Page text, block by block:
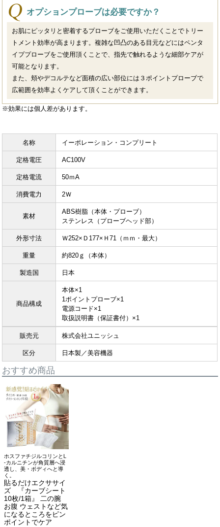
オプションプローブは必要ですか？
お肌にピッタリと密着するプローブをご使用いただくことでトリー
トメント効率が高まります。複雑な凹凸のある目元などにはペンタ
イププローブをご使用頂くことで、指先で触れるような細部ケアが
可能となります。
また、頬やデコルテなど面積の広い部位には３ポイントプローブで
広範囲を効率よくケアして頂くことができます。
※効果には個人差があります。
名称 イーポレーション・コンプリート
定格電圧 AC100V
定格電流 50ｍA
消費電力 2Ｗ
素材
ABS樹脂（本体・プローブ）
ステンレス（プローブヘッド部）
外形寸法 Ｗ252×Ｄ177×Ｈ71（ｍｍ・最大）
重量 約820ｇ（本体）
製造国 日本
商品構成
本体×1
1ポイントプローブ×1
電源コード×1
取扱説明書（保証書付）×1
販売元 株式会社ユニッシュ
区分 日本製／美容機器
おすすめ商品
ホスファチジルコリンとL
-カルニチンが角質層へ浸
透し、美・ボディへと導
く。
貼るだけエクササイ
ズ 『カーブシート
10枚/1箱』 二の腕
お腹 ウェストなど気
になるところをピン
ポイントでケア